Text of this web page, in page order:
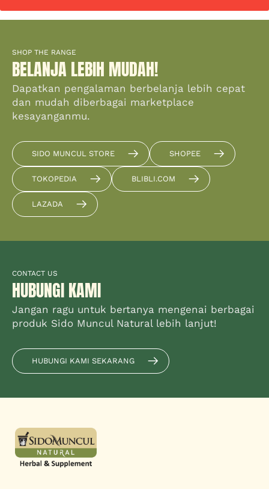
SHOP THE RANGE
BELANJA LEBIH MUDAH!
Dapatkan pengalaman berbelanja lebih cepat
dan mudah diberbagai marketplace
kesayanganmu.
SIDO MUNCUL STORE SHOPEE
TOKOPEDIA BLIBLI.COM
LAZADA
CONTACT US
HUBUNGI KAMI
Jangan ragu untuk bertanya mengenai berbagai
produk Sido Muncul Natural lebih lanjut!
HUBUNGI KAMI SEKARANG